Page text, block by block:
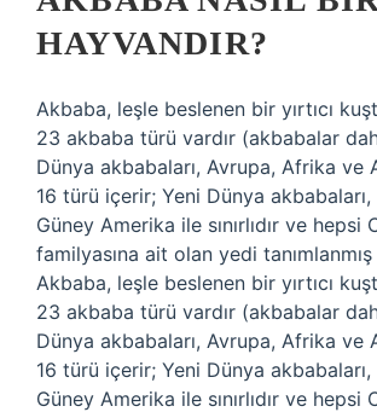
HAYVANDIR?
Akbaba, leşle beslenen bir yırtıcı
23 akbaba türü vardır (akbabalar
Dünya akbabaları, Avrupa, Afrika ve
16 türü içerir; Yeni Dünya
Güney Amerika ile sınırlıdır ve hepsi
familyasına ait olan yedi
Akbaba, leşle beslenen bir yırtıcı
23 akbaba türü vardır (akbabalar
Dünya akbabaları, Avrupa, Afrika ve
16 türü içerir; Yeni Dünya
Güney Amerika ile sınırlıdır ve hepsi